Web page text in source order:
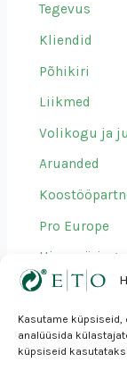
Kasutame küpsiseid,
analüüsida
küpsiseid
Tegevus
Kliendid
Põhikiri
Liikmed
Volikogu ja
Aruanded
Pro Europe
Eesti